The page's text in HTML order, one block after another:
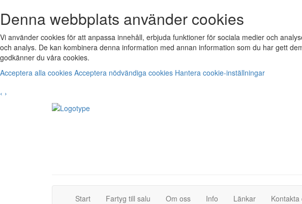
Denna webbplats använder cookies
Vi använder cookies för att anpassa innehåll, erbjuda funktioner för sociala medier och
och analys. De kan kombinera denna information med annan information som du har gett
godkänner du våra cookies.
Acceptera alla cookies Acceptera nödvändiga cookies Hantera cookie-inställningar
‹ ›
Start(current)Fartyg till salu (current)Om oss Info Länkar Kontakta